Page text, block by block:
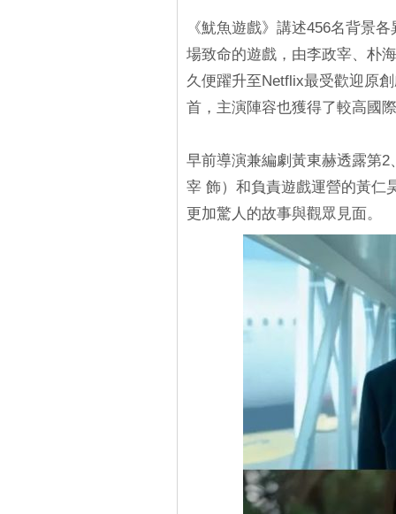
《魷魚遊戲》講述456名背景
場致命的遊戲，由李政宰、朴
久便躍升至Netflix最受歡迎原
首，主演陣容也獲得了較高國
早前導演兼編劇黃東赫透露第
宰 飾）和負責遊戲運營的黃仁
更加驚人的故事與觀眾見面。